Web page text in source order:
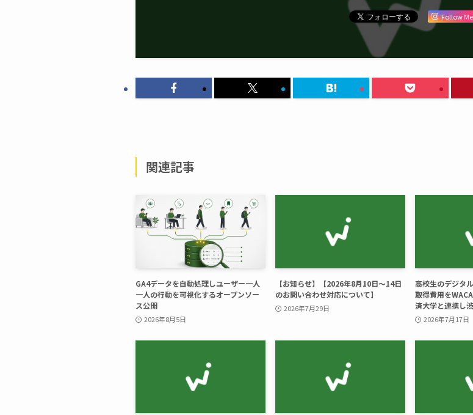
Follow Me
関連記事
GA4データを自動処理しユーザー一人
一人の行動を可視化するオープンソー
ス公開
2026年8月5日
【お知らせ】【2026年8月10日～14日
のお問い合わせ対応について】
2026年7月29日
高校生のデジタ
取得費用を
済大学と連携し
2026年7月17日